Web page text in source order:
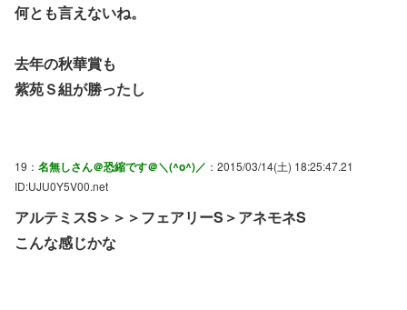
何とも言えないね。
去年の秋華賞も
紫苑Ｓ組が勝ったし
19： 名無しさん＠恐縮です＠＼(^o^)／ ：2015/03/14(土) 18:25:47.21
ID:UJU0Y5V00.net
アルテミスS＞＞＞フェアリーS＞アネモネS
こんな感じかな